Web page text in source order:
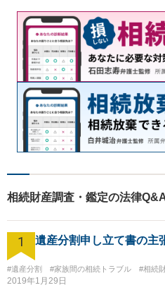
相続財産調査・鑑定の法律
1 遺産分割申し立て書の主
#遺産分割 #家族間の相続トラブル #相続
2019年1月29日